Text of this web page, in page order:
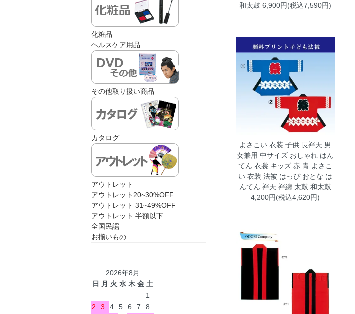
和太鼓 6,900円(税込7,590円)
よさこい 衣装 子供 長袢天 男
女兼用 中サイズ おしゃれ はん
てん 衣裳 キッズ 赤 青 よさこ
い 衣装 法被 はっぴ おとな は
んてん 袢天 袢纏 太鼓 和太鼓
4,200円(税込4,620円)
化粧品
ヘルスケア用品
その他取り扱い商品
カタログ
アウトレット
アウトレット20~30%OFF
アウトレット 31~49%OFF
アウトレット 半額以下
全国民謡
お揃いもの
2026年8月
日 月 火 水 木 金 土
1
2
3 4 5 6 7
8